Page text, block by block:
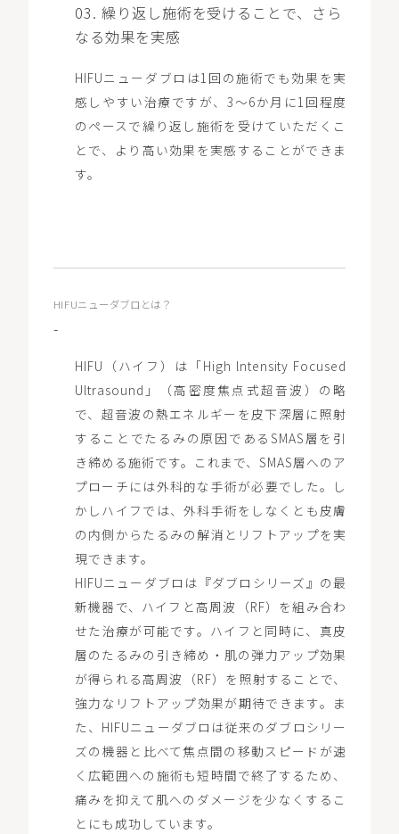
03. 繰り返し施術を受けることで、さら
なる効果を実感
HIFUニューダブロは1回の施術でも効果を実
感しやすい治療ですが、3～6か月に1回程度
のペースで繰り返し施術を受けていただくこ
とで、より高い効果を実感することができま
す。
HIFUニューダブロとは？
-
HIFU（ハイフ）は「High lntensity Focused
Ultrasound」（高密度焦点式超音波）の略
で、超音波の熱エネルギーを皮下深層に照射
することでたるみの原因であるSMAS層を引
き締める施術です。これまで、SMAS層へのア
プローチには外科的な手術が必要でした。し
かしハイフでは、外科手術をしなくとも皮膚
の内側からたるみの解消とリフトアップを実
現できます。
HIFUニューダブロは『ダブロシリーズ』の最
新機器で、ハイフと高周波（RF）を組み合わ
せた治療が可能です。ハイフと同時に、真皮
層のたるみの引き締め・肌の弾力アップ効果
が得られる高周波（RF）を照射することで、
強力なリフトアップ効果が期待できます。ま
た、HIFUニューダブロは従来のダブロシリー
ズの機器と比べて焦点間の移動スピードが速
く広範囲への施術も短時間で終了するため、
痛みを抑えて肌へのダメージを少なくするこ
とにも成功しています。